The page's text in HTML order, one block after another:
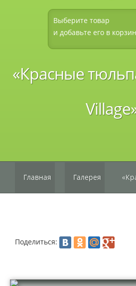
Выберите товар
и добавьте его в
«Красные
Главная Галерея
Поделиться: